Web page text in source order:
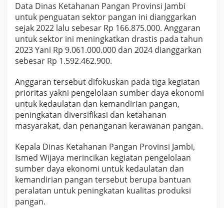
a
R
1
0
,
8
l
i
a
r
u
n
u
k
P
e
n
g
Data Dinas Ketahanan Pangan Provinsi Jambi
untuk penguatan sektor pangan ini dianggarkan
sejak 2022 lalu sebesar Rp 166.875.000. Anggaran
untuk sektor ini meningkatkan drastis pada tahun
2023 Yani Rp 9.061.000.000 dan 2024 dianggarkan
sebesar Rp 1.592.462.900.
Anggaran tersebut difokuskan pada tiga kegiatan
prioritas yakni pengelolaan sumber daya ekonomi
untuk kedaulatan dan kemandirian pangan,
peningkatan diversifikasi dan ketahanan
masyarakat, dan penanganan kerawanan pangan.
Kepala Dinas Ketahanan Pangan Provinsi Jambi,
Ismed Wijaya merincikan kegiatan pengelolaan
sumber daya ekonomi untuk kedaulatan dan
kemandirian pangan tersebut berupa bantuan
peralatan untuk peningkatan kualitas produksi
pangan.